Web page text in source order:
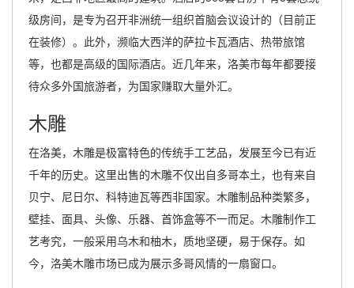
级房间，是专为召开非洲统一组织首脑会议设计的（目前正
在装修）。此外，濒临大西洋的萨拉卡瓦酒店、热带旅馆
等，也都是高级的国际酒店。近几年来，洛美市每年都要接
待众多外国旅游者，为国家赚取大量外汇。
木雕
在洛美，木雕是极富特色的传统手工艺品，发展至今已有近
千年的历史。这里出售的木雕不仅出自多哥本土，也有来自
贝宁、尼日尔、科特迪瓦等西非国家。木雕制品种类繁多，
壁挂、面具、头像、乐器、首饰盒等不一而足。木雕制作工
艺考究，一般采用乌木和柚木，质地坚硬，易于保存。如
今，洛美木雕市场已成为展示多哥风情的一扇窗口。